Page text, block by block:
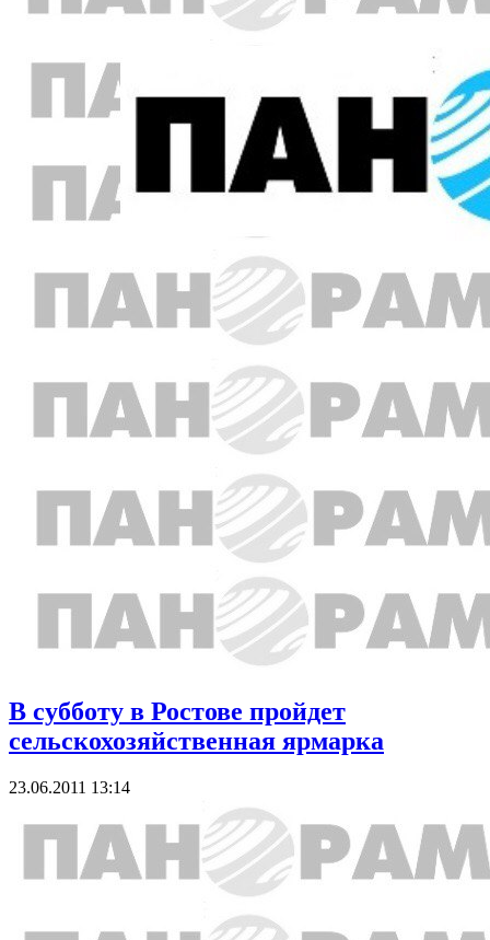
В субботу в Ростове пройдет
сельскохозяйственная ярмарка
23.06.2011 13:14